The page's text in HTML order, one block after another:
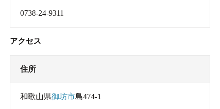
0738-24-9311
アクセス
住所
和歌山県御坊市島474-1